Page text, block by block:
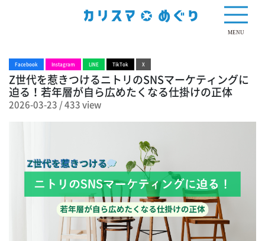
MENU
Facebook Instagram LINE TikTok X
Z世代を惹きつけるニトリのSNSマーケティングに
迫る！若年層が自ら広めたくなる仕掛けの正体
2026-03-23 /433 view